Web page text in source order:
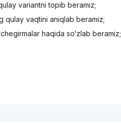
variantni topib beramiz;
qulay vaqtini aniqlab beramiz;
haqida so‘zlab beramiz;